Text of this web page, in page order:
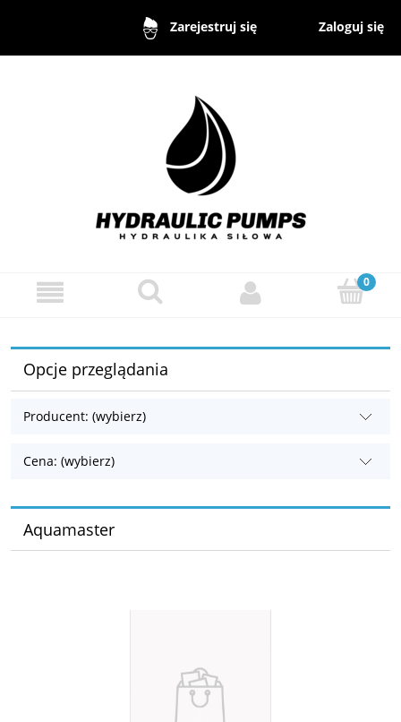
Zarejestruj się Zaloguj się
Opcje przeglądania
Producent: (wybierz)
Cena: (wybierz)
Aquamaster